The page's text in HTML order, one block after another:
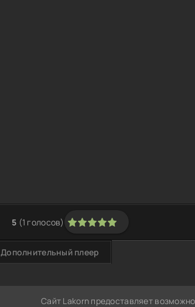
5 (1 голосов)
2 3 4 5
Дополнительный плеер
Сайт Lakorn предоставляет